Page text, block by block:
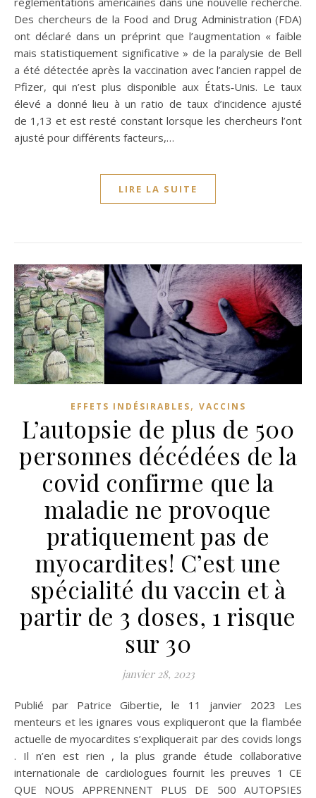
Des chercheurs de la Food and Drug Administration (FDA)
ont déclaré dans un préprint que l’augmentation « faible
mais statistiquement significative » de la paralysie de Bell
a été détectée après la vaccination avec l’ancien rappel de
Pfizer, qui n’est plus disponible aux États‑Unis. Le taux
élevé a donné lieu à un ratio de taux d’incidence ajusté
de 1,13 et est resté constant lorsque les chercheurs l’ont
ajusté pour différents facteurs,…
LIRE LA SUITE
EFFETS INDÉSIRABLES, VACCINS
L’autopsie de plus de 500
personnes décédées de la
covid confirme que la
maladie ne provoque
pratiquement pas de
myocardites! C’est une
spécialité du vaccin et à
partir de 3 doses, 1 risque
sur 30
janvier 28, 2023
Publié par Patrice Gibertie, le 11 janvier 2023 Les
menteurs et les ignares vous expliqueront que la flambée
actuelle de myocardites s’expliquerait par des covids longs
. Il n’en est rien , la plus grande étude collaborative
internationale de cardiologues fournit les preuves 1 CE
QUE NOUS APPRENNENT PLUS DE 500 AUTOPSIES